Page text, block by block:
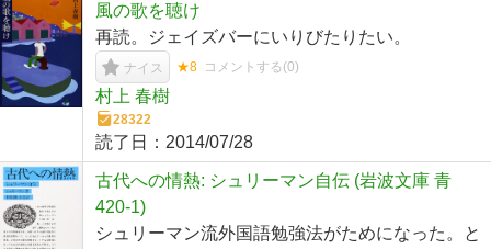
風の歌を聴け
再読。ジェイズバーにいりびたりたい。
ナイス ★8 コメントする(0)
村上 春樹
28322
読了日： 2014/07/28
古代への情熱: シュリーマン自伝 (岩波文庫 青
420-1)
シュリーマン流外国語勉強法がためになった。と